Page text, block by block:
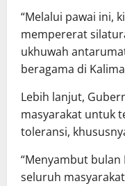
“Melalui pawai ini,
mempererat
ukhuwah
beragama di
Lebih lanjut,
masyarakat untuk
toleransi,
“Menyambut bulan
seluruh